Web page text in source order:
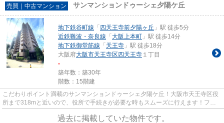
売買｜中古マンション サンマンションドゥーシェ夕陽ケ丘
地下鉄谷町線 「 四天王寺前夕陽ヶ丘 」駅 徒歩5分
近鉄難波・奈良線 「 大阪上本町 」駅 徒歩14分
地下鉄御堂筋線 「 天王寺 」駅 徒歩18分
大阪府大阪市天王寺区 四天王寺 １丁目
-
築年数：築30年
階数：15階建
こだわりポイント満載のサンマンションドゥーシェ夕陽ケ丘！大阪市天王寺区役
所まで318mと近いので、役所で手続きが必要な時もスムーズに行えます！ファ
過去に掲載していた物件です。